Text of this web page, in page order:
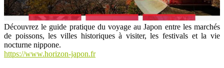
Découvrez le guide pratique du voyage au Japon entre les marchés
de poissons, les villes historiques à visiter, les festivals et la vie
nocturne nippone.
https://www.horizon-japon.fr